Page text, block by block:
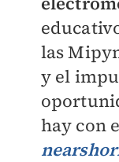
las
y el
hay con